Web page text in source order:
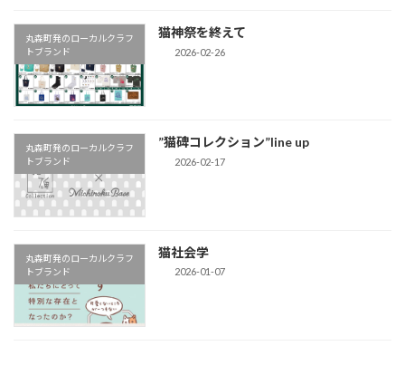
丸森町発のローカルクラフ
トブランド
猫神祭を終えて
2026-02-26
丸森町発のローカルクラフ
トブランド
”猫碑コレクション”line up
2026-02-17
丸森町発のローカルクラフ
トブランド
猫社会学
2026-01-07